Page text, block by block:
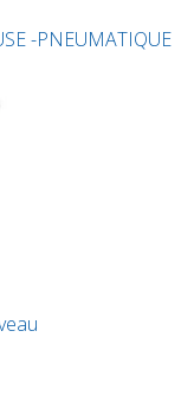
-PNEUMATIQUE